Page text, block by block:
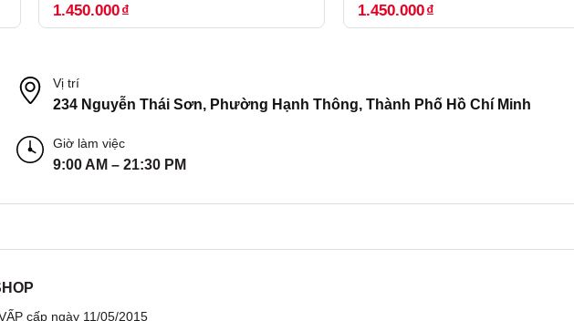
1.450.000₫ 1.450.000₫
Vị trí
234 Nguyễn Thái Sơn, Phường Hạnh Thông, Thành Phố Hồ Chí Minh
Giờ làm việc
9:00 AM – 21:30 PM
cấp ngày 11/05/2015